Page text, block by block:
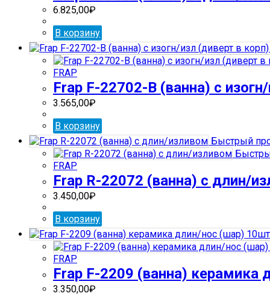
6.825,00₽
В корзину
FRAP
Frap F-22702-В (ванна) с
3.565,00₽
В корзину
Быстрый
FRAP
Frap R-22072 (ванна) с длин/
3.450,00₽
В корзину
FRAP
Frap F-2209 (ванна)
3.350,00₽